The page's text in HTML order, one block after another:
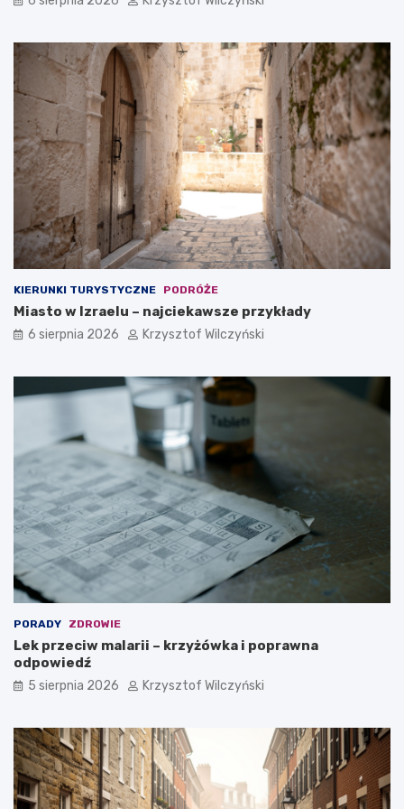
y
o
f
r
y
?
e
d
e
l
y
m
w
y
r
e
m
KIERUNKI TURYSTYCZNE PODRÓŻE
Miasto w Izraelu – najciekawsze przykłady
6 sierpnia 2026 Krzysztof Wilczyński
PORADY ZDROWIE
Lek przeciw malarii – krzyżówka i poprawna
odpowiedź
5 sierpnia 2026 Krzysztof Wilczyński